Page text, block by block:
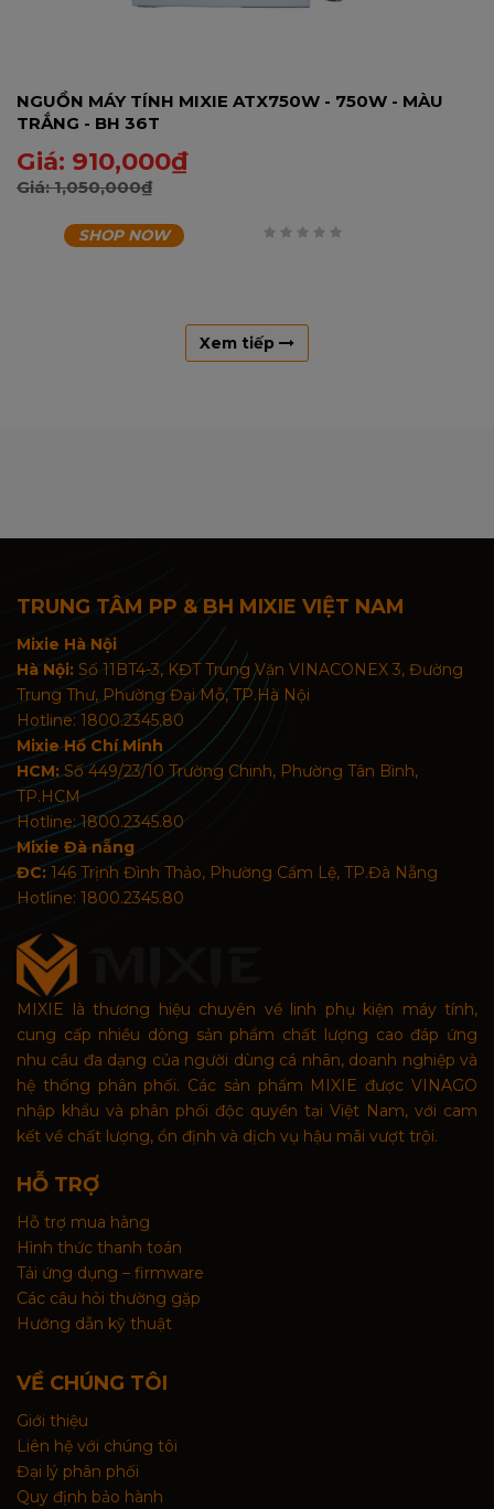
NGUỒN MÁY TÍNH MIXIE ATX750W - 750W - MÀU
TRẮNG - BH 36T
Giá: 910,000₫
Giá:1,050,000₫
SHOP NOW
Xem tiếp
TRUNG TÂM PP & BH MIXIE VIỆT NAM
Mixie Hà Nội
Hà Nội: Số 11BT4-3, KĐT Trung Văn VINACONEX 3, Đường
Trung Thư, Phường Đại Mỗ, TP.Hà Nội
Hotline: 1800.2345.80
Mixie Hồ Chí Minh
HCM:Số 449/23/10 Trường Chinh, Phường Tân Bình,
TP.HCM
Hotline: 1800.2345.80
Mixie Đà nẵng
ĐC: 146 Trịnh Đình Thảo, Phường Cẩm Lệ, TP.Đà Nẵng
Hotline: 1800.2345.80
MIXIE là thương hiệu chuyên về linh phụ kiện máy tính,
cung cấp nhiều dòng sản phẩm chất lượng cao đáp ứng
nhu cầu đa dạng của người dùng cá nhân, doanh nghiệp và
hệ thống phân phối. Các sản phẩm MIXIE được VINAGO
nhập khẩu và phân phối độc quyền tại Việt Nam, với cam
kết về chất lượng, ổn định và dịch vụ hậu mãi vượt trội.
HỖ TRỢ
Hỗ trợ mua hàng
Hình thức thanh toán
Tải ứng dụng – firmware
Các câu hỏi thường gặp
Hướng dẫn kỹ thuật
VỀ CHÚNG TÔI
Giới thiệu
Liên hệ với chúng tôi
Đại lý phân phối
Quy định bảo hành